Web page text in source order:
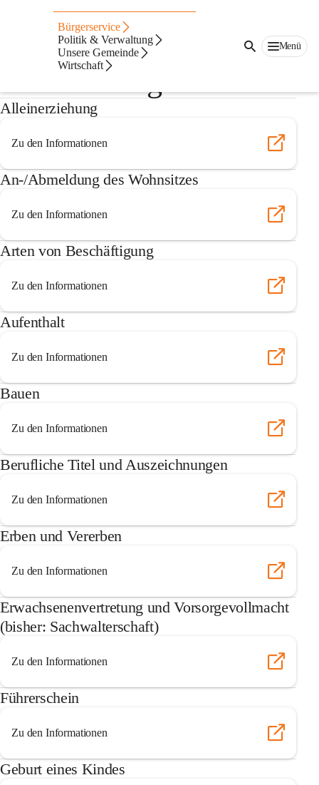
Bürgerservice
Politik & Verwaltung
Unsere Gemeinde
Wirtschaft
Menü
Lebenslagen -
oesterreich.gv.at
Alleinerziehung
Zu den Informationen
An-/Abmeldung des Wohnsitzes
Zu den Informationen
Arten von Beschäftigung
Zu den Informationen
Aufenthalt
Zu den Informationen
Bauen
Zu den Informationen
Berufliche Titel und Auszeichnungen
Zu den Informationen
Erben und Vererben
Zu den Informationen
Erwachsenenvertretung und Vorsorgevollmacht
(bisher: Sachwalterschaft)
Zu den Informationen
Führerschein
Zu den Informationen
Geburt eines Kindes